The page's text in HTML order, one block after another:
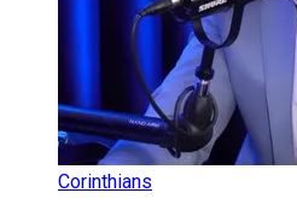
Corinthians